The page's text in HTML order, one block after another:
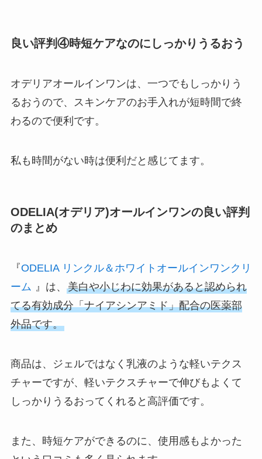
良い評判④時短ケアなのにしっかりうるおう
オデリアオールインワンは、一つでもしっかりう
るおうので、スキンケアのお手入れが短時間で終
わるので便利です。
私も時間がない時は便利だと感じてます。
ODELIA(オデリア)オールインワンの良い評判
のまとめ
『ODELIA リンクル＆ホワイトオールインワンクリ
ーム 』は、 美白や小じわに効果があると認められ
てる有効成分「ナイアシンアミド」配合の医薬部
外品です。
商品は、ジェルではなく乳液のような軽いテクス
チャーですが、軽いテクスチャーで伸びもよくて
しっかりうるおってくれると高評価です。
また、時短ケアができるのに、使用感もよかった